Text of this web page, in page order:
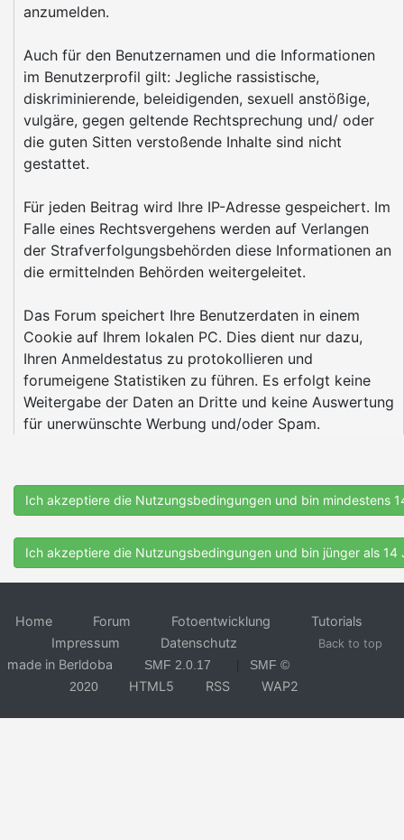
anzumelden.
Auch für den Benutzernamen und die Informationen
im Benutzerprofil gilt: Jegliche rassistische,
diskriminierende, beleidigenden, sexuell anstößige,
vulgäre, gegen geltende Rechtsprechung und/ oder
die guten Sitten verstoßende Inhalte sind nicht
gestattet.
Für jeden Beitrag wird Ihre IP-Adresse gespeichert. Im
Falle eines Rechtsvergehens werden auf Verlangen
der Strafverfolgungsbehörden diese Informationen an
die ermittelnden Behörden weitergeleitet.
Das Forum speichert Ihre Benutzerdaten in einem
Cookie auf Ihrem lokalen PC. Dies dient nur dazu,
Ihren Anmeldestatus zu protokollieren und
forumeigene Statistiken zu führen. Es erfolgt keine
Weitergabe der Daten an Dritte und keine Auswertung
für unerwünschte Werbung und/oder Spam.
Home Forum Fotoentwicklung
Tutorials
Impressum
Datenschutz Back to top
made in Berldoba SMF 2.0.17
SMF ©
2020
HTML5 RSS WAP2